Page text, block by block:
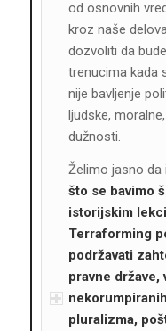
od osnovnih
kroz naše
dozvoliti da
trenucima kada
nije bavljenje
ljudske,
dužnosti.
Želimo jasno
što se bavimo
istorijskim
Terraforming
podržavati
pravne države,
pluralizma,